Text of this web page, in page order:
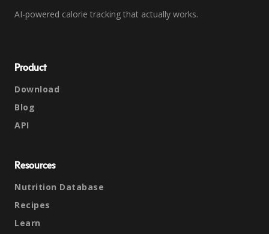
AI-powered calorie tracking that actually works.
Product
Download
Blog
API
Resources
Nutrition Database
Recipes
Learn